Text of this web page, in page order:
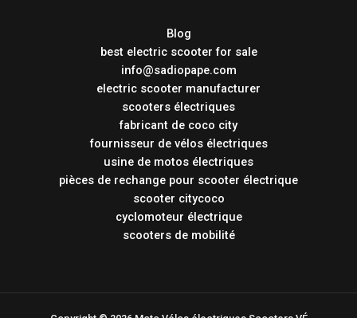
Blog
best electric scooter for sale
info@sadiopape.com
electric scooter manufacturer
scooters électriques
fabricant de coco city
fournisseur de vélos électriques
usine de motos électriques
pièces de rechange pour scooter électrique
scooter citycoco
cyclomoteur électrique
scooters de mobilité